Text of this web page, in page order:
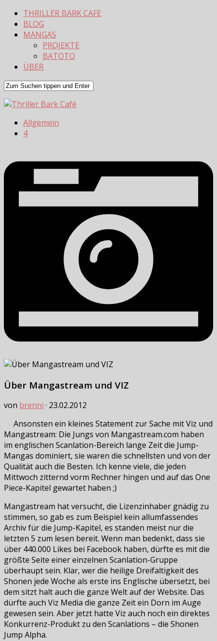
THRILLER BARK CAFE
BLOG
MANGAS
PROJEKTE
BATOTO
ÜBER
Allgemein
4
Über Mangastream und VIZ
von brenni · 23.02.2012
Ansonsten ein kleines Statement zur Sache mit Viz und
Mangastream: Die Jungs von Mangastream.com haben
im englischen Scanlation-Bereich lange Zeit die Jump-
Mangas dominiert, sie waren die schnellsten und von der
Qualität auch die Besten. Ich kenne viele, die jeden
Mittwoch zitternd vorm Rechner hingen und auf das One
Piece-Kapitel gewartet haben ;)
Mangastream hat versucht, die Lizenzinhaber gnädig zu
stimmen, so gab es zum Beispiel kein allumfassendes
Archiv für die Jump-Kapitel, es standen meist nur die
letzten 5 zum lesen bereit. Wenn man bedenkt, dass sie
über 440.000 Likes bei Facebook haben, dürfte es mit die
größte Seite einer einzelnen Scanlation-Gruppe
überhaupt sein. Klar, wer die heilige Dreifaltigkeit des
Shonen jede Woche als erste ins Englische übersetzt, bei
dem sitzt halt auch die ganze Welt auf der Website. Das
dürfte auch Viz Media die ganze Zeit ein Dorn im Auge
gewesen sein. Aber jetzt hatte Viz auch noch ein direktes
Konkurrenz-Produkt zu den Scanlations – die Shonen
Jump Alpha.